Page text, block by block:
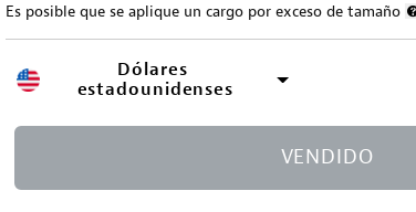
Es posible que se aplique un cargo por exceso de tamaño
Dólares
estadounidenses
VENDIDO